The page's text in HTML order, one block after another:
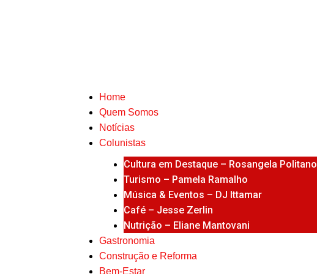
Home
Quem Somos
Notícias
Colunistas
Cultura em Destaque – Rosangela Politano
Turismo – Pamela Ramalho
Música & Eventos – DJ Ittamar
Café – Jesse Zerlin
Nutrição – Eliane Mantovani
Gastronomia
Construção e Reforma
Bem-Estar